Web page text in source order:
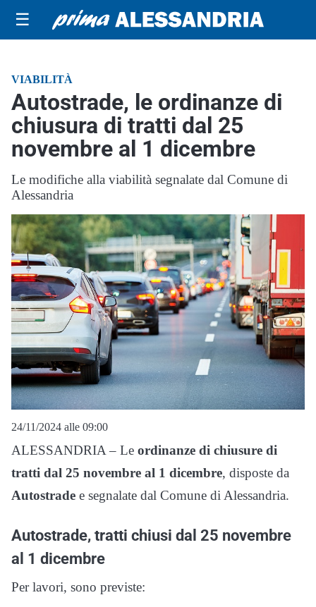
☰
VIABILITÀ
Autostrade, le ordinanze di
chiusura di tratti dal 25
novembre al 1 dicembre
Le modifiche alla viabilità segnalate dal Comune di
Alessandria
24/11/2024 alle 09:00
ALESSANDRIA – Le ordinanze di chiusure di
tratti dal 25 novembre al 1 dicembre, disposte da
Autostrade e segnalate dal Comune di Alessandria.
Autostrade, tratti chiusi dal 25 novembre
al 1 dicembre
Per lavori, sono previste: